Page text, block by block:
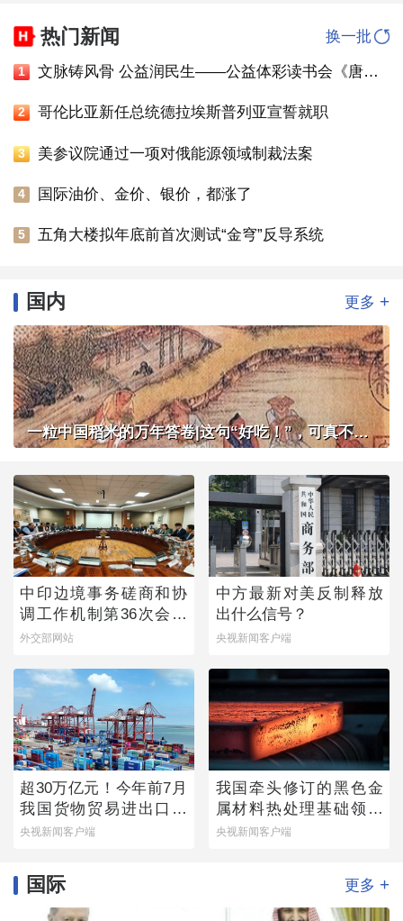
热门新闻 换一批
1 文脉铸风骨 公益润民生——公益体彩读书会《唐诗宋词中的功夫梦》圆满落幕
2 哥伦比亚新任总统德拉埃斯普列亚宣誓就职
3 美参议院通过一项对俄能源领域制裁法案
4 国际油价、金价、银价，都涨了
5 五角大楼拟年底前首次测试“金穹”反导系统
国内 更多 +
一粒中国稻米的万年答卷|这句“好吃！”，可真不简单
中印边境事务磋商和协
调工作机制第36次会议
举行
外交部网站
中方最新对美反制释放
出什么信号？
央视新闻客户端
超30万亿元！今年前7月
我国货物贸易进出口延
续增长态势
央视新闻客户端
我国牵头修订的黑色金
属材料热处理基础领域
国际标准发布
央视新闻客户端
国际 更多 +